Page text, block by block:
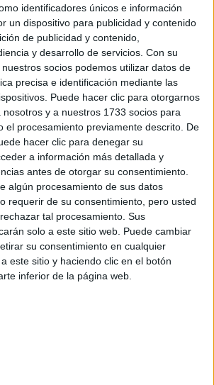
identificadores únicos e información
un dispositivo para publicidad y contenido
de publicidad y contenido,
y desarrollo de servicios. Con su
socios podemos utilizar datos de
precisa e identificación mediante las
Puede hacer clic para otorgarnos
y a nuestros 1733 socios para
el procesamiento previamente descrito. De
hacer clic para denegar su
a información más detallada y
antes de otorgar su consentimiento.
algún procesamiento de sus datos
requerir de su consentimiento, pero usted
tal procesamiento. Sus
solo a este sitio web. Puede cambiar
su consentimiento en cualquier
este sitio y haciendo clic en el botón
inferior de la página web.
02-06-2025 08:19
hace historia en